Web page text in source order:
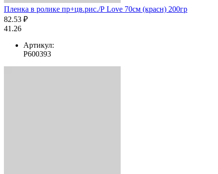
Пленка в ролике пр+цв.рис./Р Love 70см (красн) 200гр
82.53 ₽
41.26
Артикул:
Р600393